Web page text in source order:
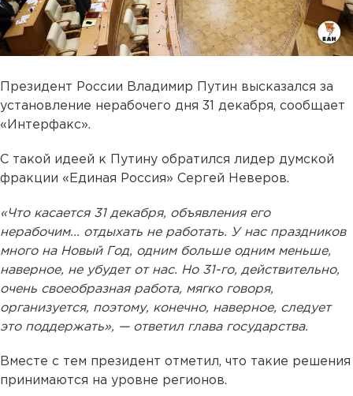
Президент России Владимир Путин высказался за
установление нерабочего дня 31 декабря, сообщает
«Интерфакс».
С такой идеей к Путину обратился лидер думской
фракции «Единая Россия» Сергей Неверов.
«Что касается 31 декабря, объявления его
нерабочим... отдыхать не работать. У нас праздников
много на Новый Год, одним больше одним меньше,
наверное, не убудет от нас. Но 31-го, действительно,
очень своеобразная работа, мягко говоря,
организуется, поэтому, конечно, наверное, следует
это поддержать», — ответил глава государства.
Вместе с тем президент отметил, что такие решения
принимаются на уровне регионов.